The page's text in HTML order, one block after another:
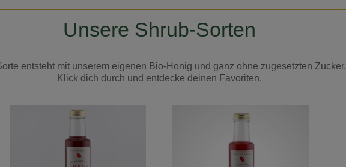
Unsere Shrub-Sorten
entsteht mit unserem eigenen Bio-Honig und ganz ohne zugesetzten Zucker.
Klick dich durch und entdecke deinen Favoriten.